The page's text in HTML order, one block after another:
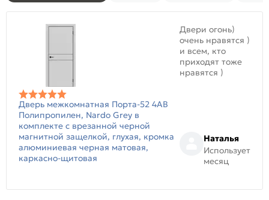
Дверь межкомнатная Порта-52 4AB
Полипропилен, Nardo Grey в
комплекте с врезанной черной
магнитной защелкой, глухая, кромка
алюминиевая черная матовая,
каркасно-щитовая
Двери огонь)
очень нравятся )
и всем, кто
приходят тоже
нравятся )
Наталья
Использует
месяц